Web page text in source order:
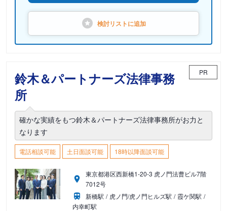
検討リストに追加
鈴木＆パートナーズ法律事務
所
PR
確かな実績をもつ鈴木＆パートナーズ法律事務所がお力と
なります
電話相談可能 土日面談可能 18時以降面談可能
東京都港区西新橋1-20-3 虎ノ門法曹ビル7階
7012号
新橋駅
虎ノ門/虎ノ門ヒルズ駅
霞ケ関駅
内幸町駅